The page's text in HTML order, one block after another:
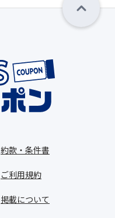
約款・条件書
ご利用規約
掲載について